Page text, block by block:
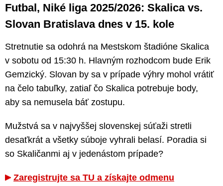
Futbal, Niké liga 2025/2026: Skalica vs.
Slovan Bratislava dnes v 15. kole
Stretnutie sa odohrá na Mestskom štadióne Skalica
v sobotu od 15:30 h. Hlavným rozhodcom bude Erik
Gemzický. Slovan by sa v prípade výhry mohol vrátiť
na čelo tabuľky, zatiaľ čo Skalica potrebuje body,
aby sa nemusela báť zostupu.
Mužstvá sa v najvyššej slovenskej súťaži stretli
desaťkrát a všetky súboje vyhrali belasí. Poradia si
so Skaličanmi aj v jedenástom prípade?
Zaregistrujte sa TU a získajte odmenu